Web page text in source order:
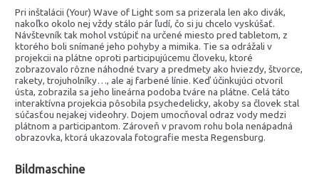
Pri inštalácii (Your) Wave of Light som sa prizerala len ako divák,
nakoľko okolo nej vždy stálo pár ľudí, čo si ju chcelo vyskúšať.
Návštevník tak mohol vstúpiť na určené miesto pred tabletom, z
ktorého boli snímané jeho pohyby a mimika. Tie sa odrážali v
projekcii na plátne oproti participujúcemu človeku, ktoré
zobrazovalo rôzne náhodné tvary a predmety ako hviezdy, štvorce,
rakety, trojuholníky…, ale aj farbené línie. Keď účinkujúci otvoril
ústa, zobrazila sa jeho lineárna podoba tváre na plátne. Celá táto
interaktívna projekcia pôsobila psychedelicky, akoby sa človek stal
súčasťou nejakej videohry. Dojem umocňoval odraz vody medzi
plátnom a participantom. Zároveň v pravom rohu bola nenápadná
obrazovka, ktorá ukazovala fotografie mesta Regensburg.
Bildmaschine